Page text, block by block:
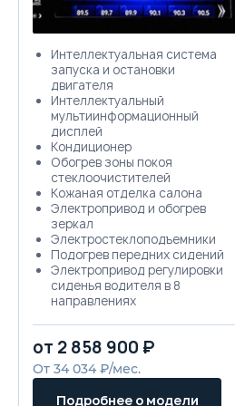
Интеллектуальная система
запуска и остановки
двигателя
Интеллектуальный
мультиинформационный
дисплей
Кондиционер
Обогрев зоны покоя
стеклоочистителей
Кожаная отделка салона
Электропривод и обогрев
зеркал
Электростеклоподъемники
Подогрев передних сидений
Электропривод регулировки
сиденья водителя в 8
направлениях
направлениях
Электрорегулировка
поясничного упора
водительского сиденья
от 2 858 900 ₽
От 34 034 ₽/мес.
Подробнее о модели